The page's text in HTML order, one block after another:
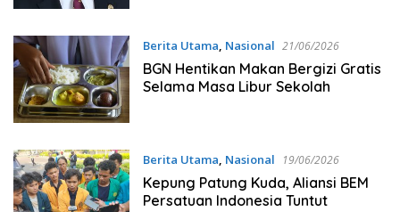
Berita Utama, Nasional 21/06/2026
BGN Hentikan Makan Bergizi Gratis
Selama Masa Libur Sekolah
Berita Utama, Nasional 19/06/2026
Kepung Patung Kuda, Aliansi BEM
Persatuan Indonesia Tuntut